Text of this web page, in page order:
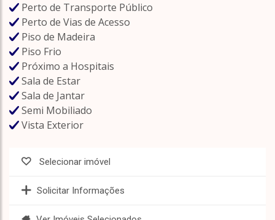
Perto de Transporte Público
Perto de Vias de Acesso
Piso de Madeira
Piso Frio
Próximo a Hospitais
Sala de Estar
Sala de Jantar
Semi Mobiliado
Vista Exterior
Selecionar imóvel
Solicitar Informações